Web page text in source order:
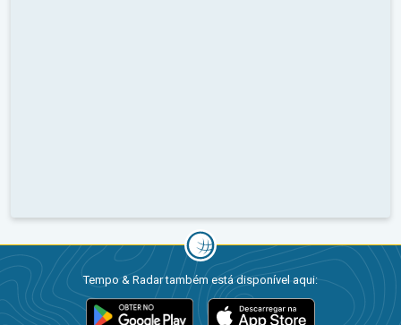
Tempo & Radar também está disponível aqui: